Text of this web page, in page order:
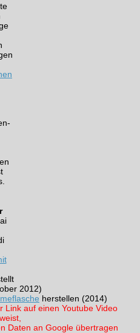
2012)
herstellen (2014)
Link auf einen Youtube Video
Daten an Google übertragen